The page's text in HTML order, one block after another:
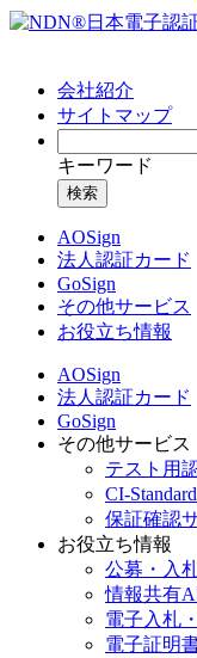
会社紹介
サイトマップ
キーワード
検索
AOSign
法人認証カード
GoSign
その他サービス
お役立ち情報
AOSign
法人認証カード
GoSign
その他サービス
テスト用
CI-
保証確認
お役立ち情報
公募・入
情報共有
電子入札
電子証明